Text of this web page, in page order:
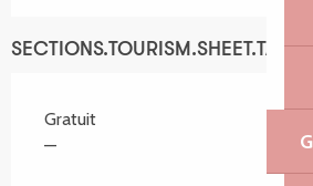
Gratuit
—